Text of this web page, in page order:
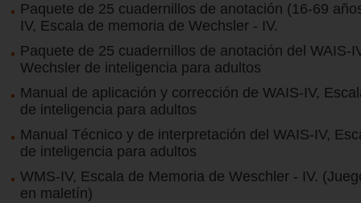
Paquete de 25 cuadernillos de anotación (16-69
IV, Escala de memoria de Wechsler - IV.
Paquete de 25 cuadernillos de anotación del WAIS-
Wechsler de inteligencia para adultos
Manual de aplicación y corrección de WAIS-IV,
de inteligencia para adultos
Manual Técnico y de interpretación del WAIS-IV,
de inteligencia para adultos
WMS-IV, Escala de Memoria de Weschler - IV.
en maletín)